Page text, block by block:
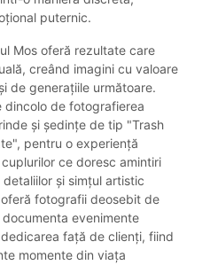
puternic.
Mos oferă rezultate care
creând imagini cu valoare
de generațiile următoare.
dincolo de fotografierea
și ședințe de tip "Trash
pentru o experiență
ce doresc amintiri
și simțul artistic
fotografii deosebit de
evenimente
față de clienți, fiind
momente din viața